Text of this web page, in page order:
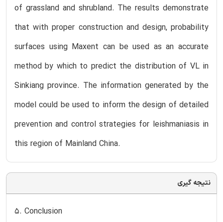
of grassland and shrubland. The results demonstrate
that with proper construction and design, probability
surfaces using Maxent can be used as an accurate
method by which to predict the distribution of VL in
Sinkiang province. The information generated by the
model could be used to inform the design of detailed
prevention and control strategies for leishmaniasis in
this region of Mainland China.
نتیجه گیری
5. Conclusion